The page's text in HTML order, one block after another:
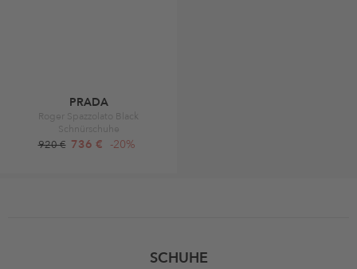
PRADA
Roger Spazzolato Black
Schnürschuhe
920 € 736 € -20%
SCHUHE